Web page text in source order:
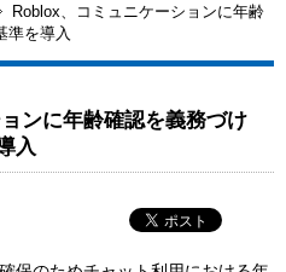
Roblox、コミュニケーションに年齢
準を導入
ンに年齢確認を義務づけ
入